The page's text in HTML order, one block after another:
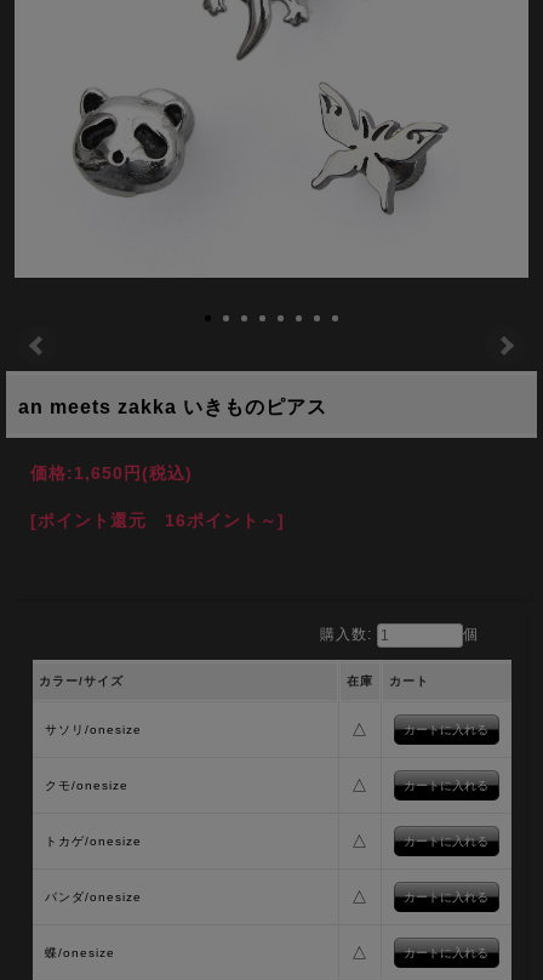
an meets zakka いきものピアス
価格:1,650円(税込)
[ポイント還元 16ポイント～]
購入数: 個
カラー/サイズ 在庫 カート
サソリ/onesize △
クモ/onesize △
トカゲ/onesize △
パンダ/onesize △
蝶/onesize △